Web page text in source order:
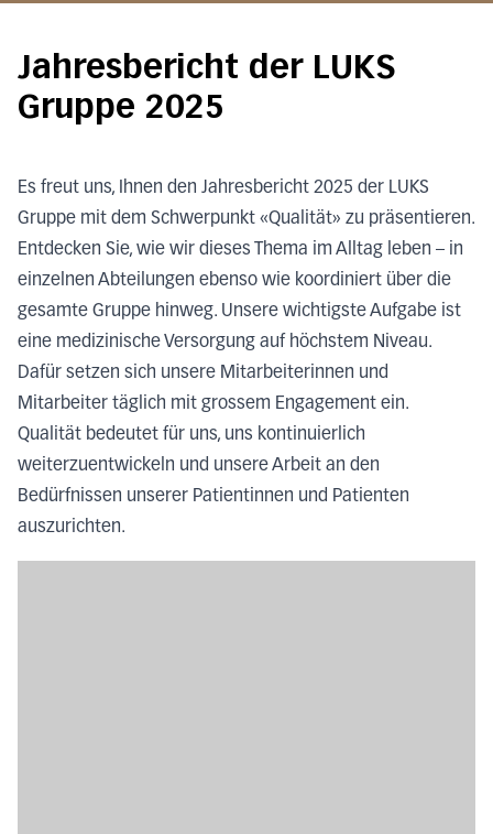
Jahresbericht der LUKS
Gruppe 2025
Es freut uns, Ihnen den Jahresbericht 2025 der LUKS
Gruppe mit dem Schwerpunkt «Qualität» zu präsentieren.
Entdecken Sie, wie wir dieses Thema im Alltag leben – in
einzelnen Abteilungen ebenso wie koordiniert über die
gesamte Gruppe hinweg. Unsere wichtigste Aufgabe ist
eine medizinische Versorgung auf höchstem Niveau.
Dafür setzen sich unsere Mitarbeiterinnen und
Mitarbeiter täglich mit grossem Engagement ein.
Qualität bedeutet für uns, uns kontinuierlich
weiterzuentwickeln und unsere Arbeit an den
Bedürfnissen unserer Patientinnen und Patienten
auszurichten.